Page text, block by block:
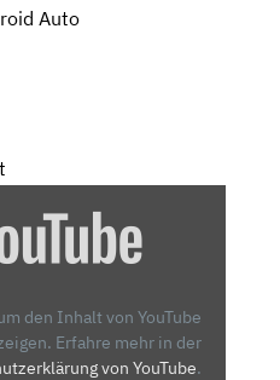
Auto
den Inhalt von YouTube
Erfahre mehr in der
von YouTube.